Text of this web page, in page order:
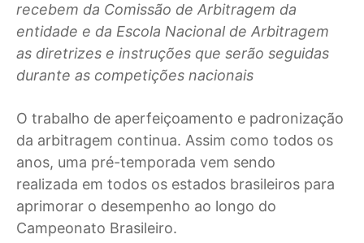
recebem da Comissão de Arbitragem da
entidade e da Escola Nacional de Arbitragem
as diretrizes e instruções que serão seguidas
durante as competições nacionais
O trabalho de aperfeiçoamento e padronização
da arbitragem continua. Assim como todos os
anos, uma pré-temporada vem sendo
realizada em todos os estados brasileiros para
aprimorar o desempenho ao longo do
Campeonato Brasileiro.